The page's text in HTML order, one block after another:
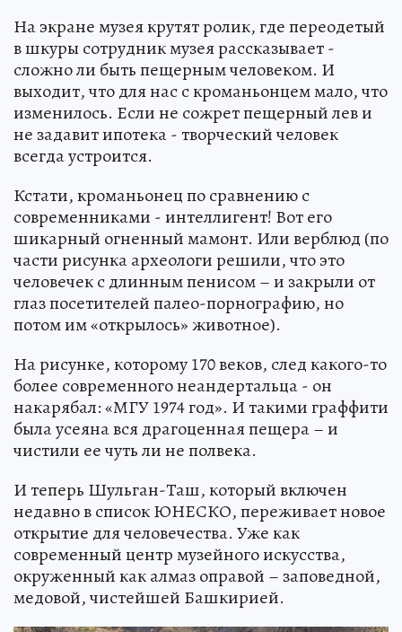
На экране музея крутят ролик, где переодетый
в шкуры сотрудник музея рассказывает -
сложно ли быть пещерным человеком. И
выходит, что для нас с кроманьонцем мало, что
изменилось. Если не сожрет пещерный лев и
не задавит ипотека - творческий человек
всегда устроится.
Кстати, кроманьонец по сравнению с
современниками - интеллигент! Вот его
шикарный огненный мамонт. Или верблюд (по
части рисунка археологи решили, что это
человечек с длинным пенисом – и закрыли от
глаз посетителей палео-порнографию, но
потом им «открылось» животное).
На рисунке, которому 170 веков, след какого-то
более современного неандертальца - он
накарябал: «МГУ 1974 год». И такими граффити
была усеяна вся драгоценная пещера – и
чистили ее чуть ли не полвека.
И теперь Шульган-Таш, который включен
недавно в список ЮНЕСКО, переживает новое
открытие для человечества. Уже как
современный центр музейного искусства,
окруженный как алмаз оправой – заповедной,
медовой, чистейшей Башкирией.